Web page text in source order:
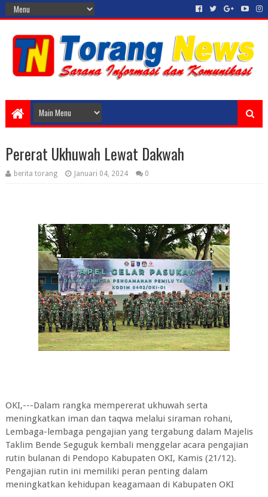
Pererat Ukhuwah Lewat Dakwah
berita torang Januari 04, 2024 0
OKI,---Dalam rangka mempererat ukhuwah serta
meningkatkan iman dan taqwa melalui siraman rohani,
Lembaga-lembaga pengajian yang tergabung dalam Majelis
Taklim Bende Seguguk kembali menggelar acara pengajian
rutin bulanan di Pendopo Kabupaten OKI, Kamis (21/12).
Pengajian rutin ini memiliki peran penting dalam
meningkatkan kehidupan keagamaan di Kabupaten OKI